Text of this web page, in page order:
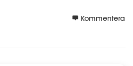
Kommentera